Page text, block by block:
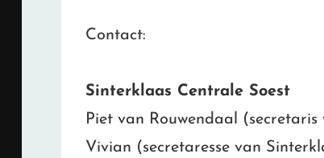
Contact:
Sinterklaas Centrale Soest
Piet van Rouwendaal
Vivian (secretaresse van